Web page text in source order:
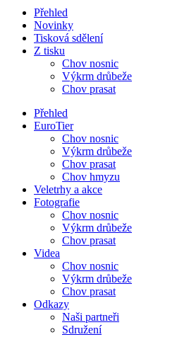
Přehled
Novinky
Tisková sdělení
Z tisku
Chov nosnic
Výkrm drůbeže
Chov prasat
Přehled
EuroTier
Chov nosnic
Výkrm drůbeže
Chov prasat
Chov hmyzu
Veletrhy a akce
Fotografie
Chov nosnic
Výkrm drůbeže
Chov prasat
Videa
Chov nosnic
Výkrm drůbeže
Chov prasat
Odkazy
Naši partneři
Sdružení